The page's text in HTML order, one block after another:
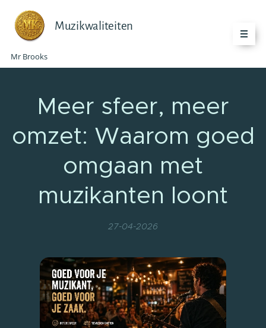
Muzikwaliteiten
Mr Brooks
Meer sfeer, meer
omzet: Waarom goed
omgaan met
muzikanten loont
27-04-2026